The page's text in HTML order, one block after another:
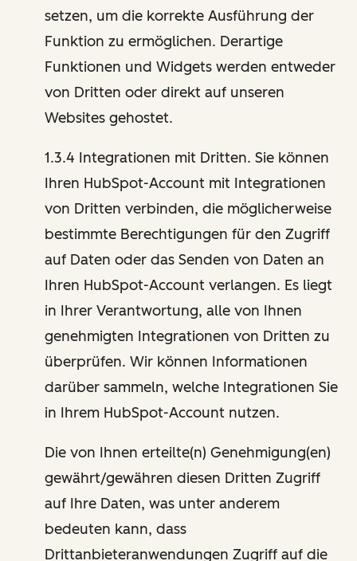
setzen, um die korrekte Ausführung der
Funktion zu ermöglichen. Derartige
Funktionen und Widgets werden entweder
von Dritten oder direkt auf unseren
Websites gehostet.
1.3.4 Integrationen mit Dritten. Sie können
Ihren HubSpot-Account mit Integrationen
von Dritten verbinden, die möglicherweise
bestimmte Berechtigungen für den Zugriff
auf Daten oder das Senden von Daten an
Ihren HubSpot-Account verlangen. Es liegt
in Ihrer Verantwortung, alle von Ihnen
genehmigten Integrationen von Dritten zu
überprüfen. Wir können Informationen
darüber sammeln, welche Integrationen Sie
in Ihrem HubSpot-Account nutzen.
Die von Ihnen erteilte(n) Genehmigung(en)
gewährt/gewähren diesen Dritten Zugriff
auf Ihre Daten, was unter anderem
bedeuten kann, dass
Drittanbieteranwendungen Zugriff auf die